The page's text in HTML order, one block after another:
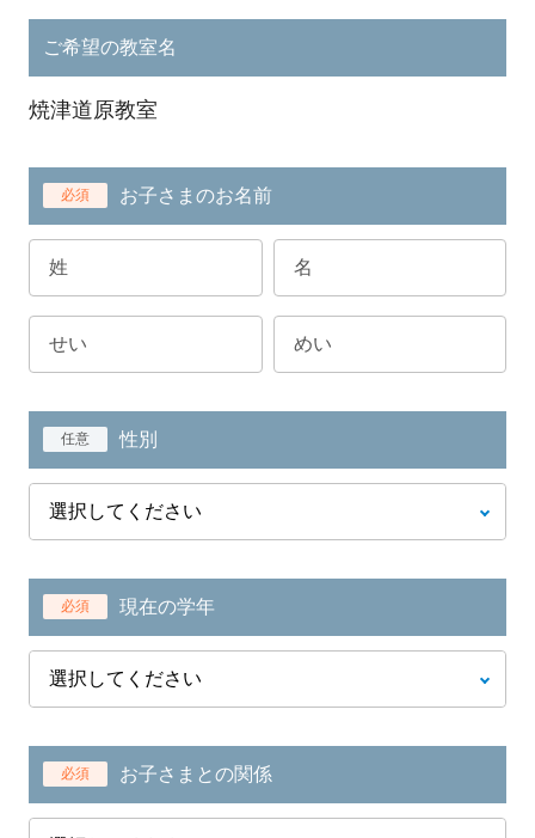
ご希望の教室名
焼津道原教室
必須 お子さまのお名前
任意 性別
必須 現在の学年
必須 お子さまとの関係